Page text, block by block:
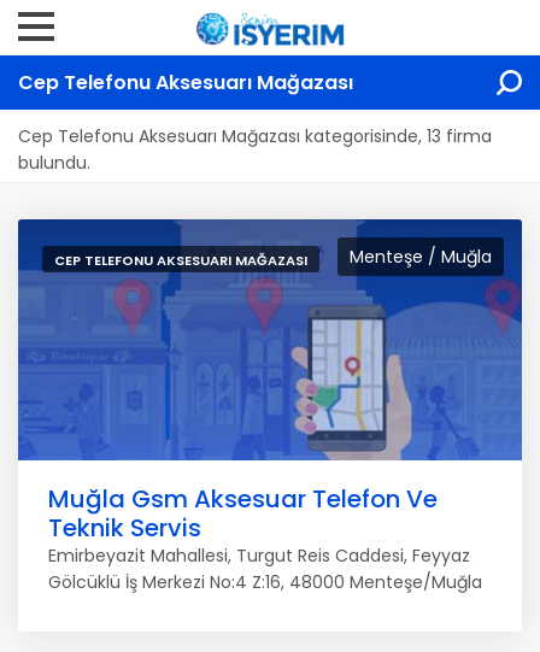
Cep Telefonu Aksesuarı Mağazası
Cep Telefonu Aksesuarı Mağazası kategorisinde, 13 firma
bulundu.
Menteşe / Muğla
CEP TELEFONU AKSESUARI MAĞAZASI
Muğla Gsm Aksesuar Telefon Ve
Teknik Servis
Emirbeyazit Mahallesi, Turgut Reis Caddesi, Feyyaz
Gölcüklü İş Merkezi No:4 Z:16, 48000 Menteşe/Muğla